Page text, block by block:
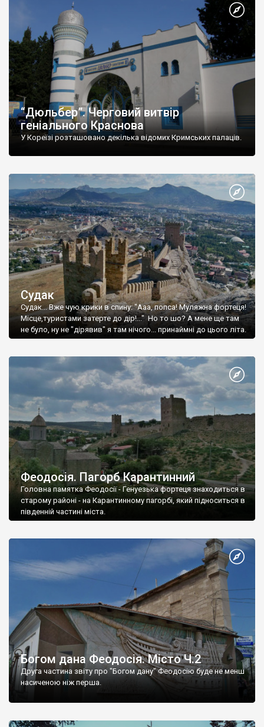
“Дюльбер”. Черговий витвір
геніального Краснова
У Кореїзі розташовано декілька відомих Кримських палаців.
Судак
Судак... Вже чую крики в спину: "Ааа, попса! Муляжна фортеця!
Місце,туристами затерте до дір!..." Но то шо? А мене ще там
не було, ну не "дірявив" я там нічого... принаймні до цього літа.
Феодосія. Пагорб Карантинний
Головна памятка Феодосії - Генуезька фортеця знаходиться в
старому районі - на Карантинному пагорбі, який підноситься в
південній частині міста.
Богом дана Феодосія. Місто Ч.2
Друга частина звіту про "Богом дану" Феодосію буде не менш
насиченою ніж перша.